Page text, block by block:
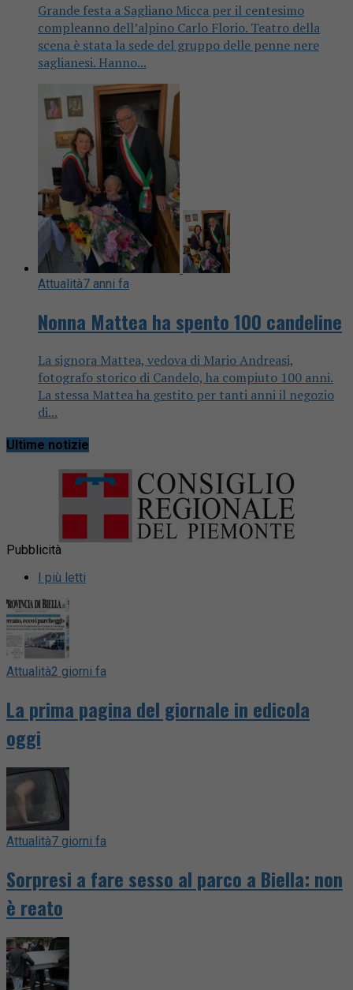
Grande festa a Sagliano Micca per il centesimo
compleanno dell’alpino Carlo Florio. Teatro della
scena è stata la sede del gruppo delle penne nere
saglianesi. Hanno...
Attualità7 anni fa
Nonna Mattea ha spento 100 candeline
La signora Mattea, vedova di Mario Andreasi,
fotografo storico di Candelo, ha compiuto 100 anni.
La stessa Mattea ha gestito per tanti anni il negozio
di...
Ultime notizie
Pubblicità
I più letti
Attualità2 giorni fa
La prima pagina del giornale in edicola
oggi
Attualità7 giorni fa
Sorpresi a fare sesso al parco a Biella: non
è reato